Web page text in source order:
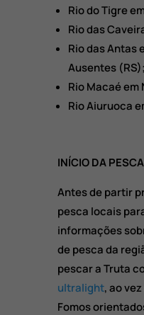
Rio do Tigre
Rio das
Rio das Antas
Ausentes (RS);
Rio Macaé em
Rio Aiuruoca
INÍCIO DA
Antes de partir
pesca locais
informações
de pesca da
pescar a Truta
ultralight, ao
Fomos